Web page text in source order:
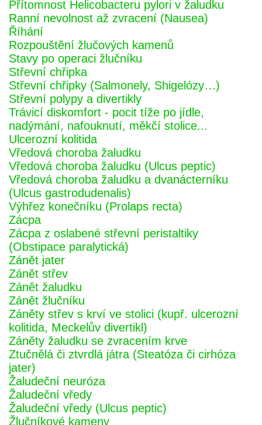
Přítomnost Helicobacteru pylori v žaludku
Ranní nevolnost až zvracení (Nausea)
Říhání
Rozpouštění žlučových kamenů
Stavy po operaci žlučníku
Střevní chřipka
Střevní chřipky (Salmonely, Shigelózy…)
Střevní polypy a divertikly
Trávicí diskomfort - pocit tíže po jídle,
nadýmání, nafouknutí, měkčí stolice...
Ulcerozní kolitida
Vředová choroba žaludku
Vředová choroba žaludku (Ulcus peptic)
Vředová choroba žaludku a dvanácterníku
(Ulcus gastrodudenalis)
Výhřez konečníku (Prolaps recta)
Zácpa
Zácpa z oslabené střevní peristaltiky
(Obstipace paralytická)
Zánět jater
Zánět střev
Zánět žaludku
Zánět žlučníku
Záněty střev s krví ve stolici (kupř. ulcerozní
kolitida, Meckelův divertikl)
Záněty žaludku se zvracením krve
Ztučnělá či ztvrdlá játra (Steatóza či cirhóza
jater)
Žaludeční neuróza
Žaludeční vředy
Žaludeční vředy (Ulcus peptic)
Žlučníkové kameny